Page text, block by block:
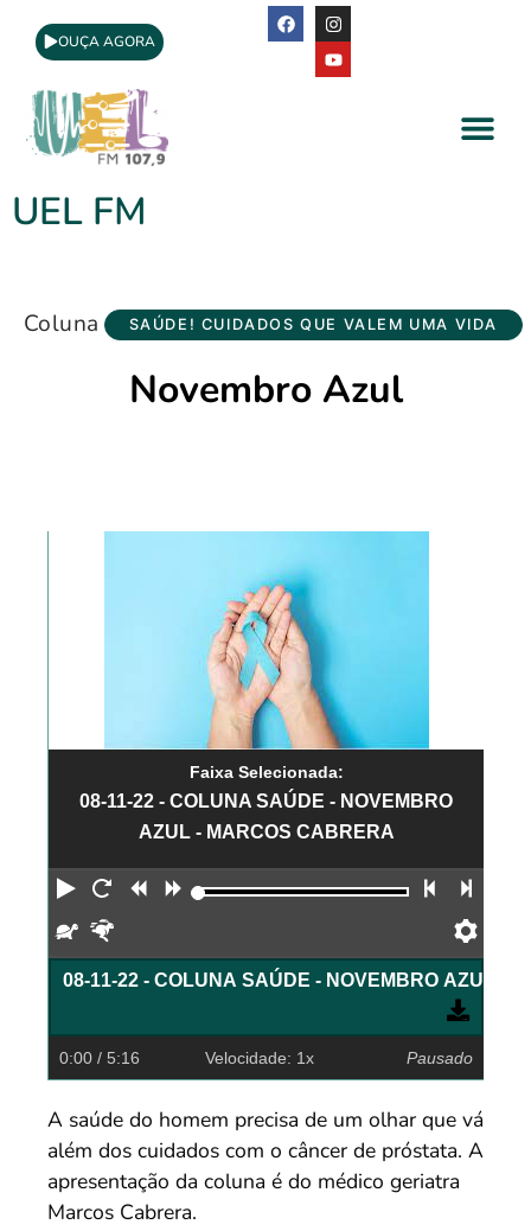
OUÇA AGORA
UEL FM
Coluna SAÚDE! CUIDADOS QUE VALEM UMA VIDA
Novembro Azul
Faixa Selecionada:
08-11-22 - COLUNA SAÚDE - NOVEMBRO
AZUL - MARCOS CABRERA
Reproduzir
Reiniciar
Retroceder
Avançar Faixa
Devagar
08-11-22 - COLUNA SAÚDE - NOVEMBRO AZUL -
0:00 / 5:16 Velocidade: 1x Pausado
A saúde do homem precisa de um olhar que vá
além dos cuidados com o câncer de próstata. A
apresentação da coluna é do médico geriatra
Marcos Cabrera.